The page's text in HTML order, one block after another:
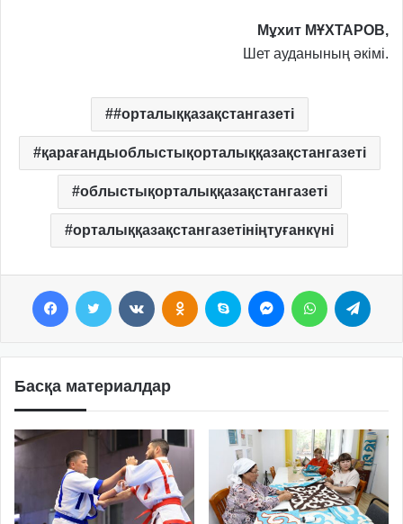
Мұхит МҰХТАРОВ,
Шет ауданының әкімі.
#орталыққазақстангазеті
қарағандыоблыстықорталыққазақстангазеті
облыстықорталыққазақстангазеті
орталыққазақстангазетініңтуғанкүні
Басқа материалдар